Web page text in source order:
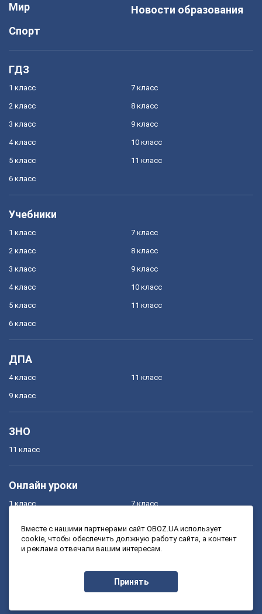
Мир
Спорт
Новости образования
ГДЗ
1 класс
2 класс
3 класс
4 класс
5 класс
6 класс
7 класс
8 класс
9 класс
10 класс
11 класс
Учебники
1 класс
2 класс
3 класс
4 класс
5 класс
6 класс
7 класс
8 класс
9 класс
10 класс
11 класс
ДПА
4 класс
9 класс
11 класс
ЗНО
11 класс
Онлайн уроки
1 класс
3 класс
7 класс
9 класс
Вместе с нашими партнерами сайт OBOZ.UA использует
cookie, чтобы обеспечить должную работу сайта, а контент
и реклама отвечали вашим интересам.
Принять